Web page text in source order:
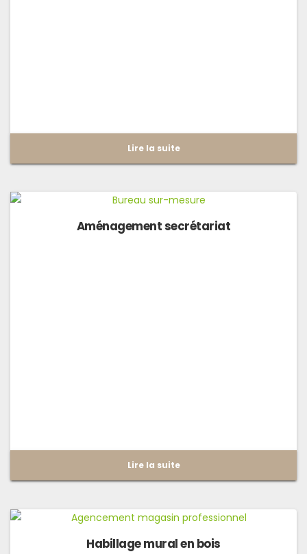
Lire la suite
Aménagement secrétariat
Lire la suite
Habillage mural en bois